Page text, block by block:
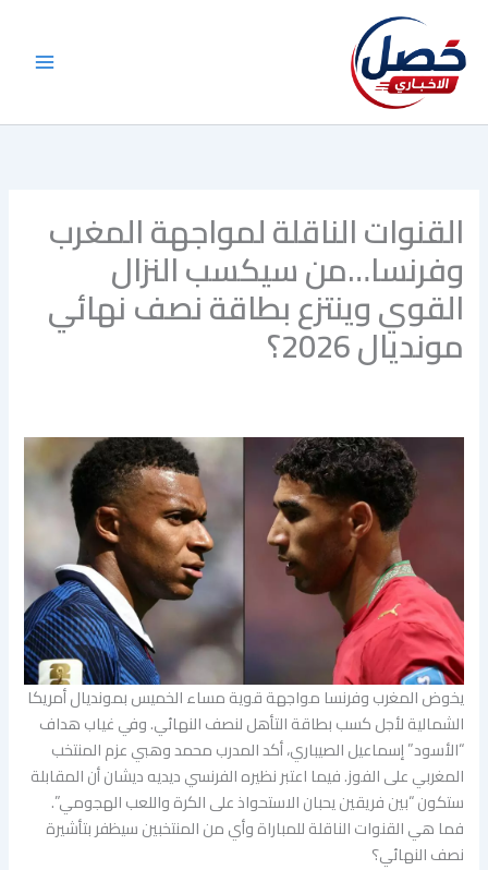
المحتوى
القنوات الناقلة لمواجهة المغرب
وفرنسا…من سيكسب النزال
القوي وينتزع بطاقة نصف نهائي
مونديال 2026؟
يخوض المغرب وفرنسا مواجهة قوية مساء الخميس بمونديال أمريكا
الشمالية لأجل كسب بطاقة التأهل لنصف النهائي. وفي غياب هداف
“الأسود” إسماعيل الصيباري، أكد المدرب محمد وهبي عزم المنتخب
المغربي على الفوز. فيما اعتبر نظيره الفرنسي ديديه ديشان أن المقابلة
ستكون “بين فريقين يحبان الاستحواذ على الكرة واللعب الهجومي”.
فما هي القنوات الناقلة للمباراة وأي من المنتخبين سيظفر بتأشيرة
نصف النهائي؟